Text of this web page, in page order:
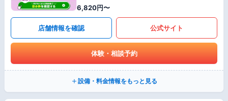
6,820円〜
店舗情報を確認 公式サイト
体験・相談予約
設備・料金情報をもっと見る